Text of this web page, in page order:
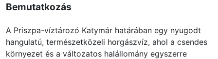
Bemutatkozás
A Priszpa-víztározó Katymár határában egy nyugodt
hangulatú, természetközeli horgászvíz, ahol a csendes
környezet és a változatos halállomány egyszerre